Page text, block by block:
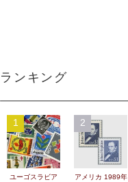
ランキング
1
ユーゴスラビア
2
アメリカ 1989年